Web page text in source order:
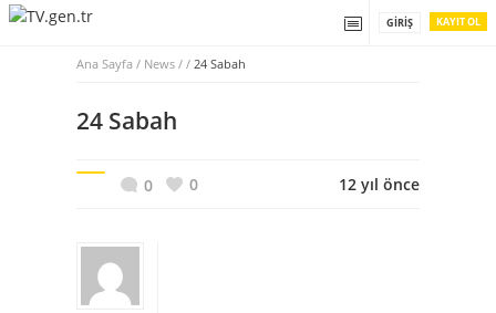
KAYIT OL
GIRIŞ
Ana Sayfa / News / / 24 Sabah
24 Sabah
0 0 12 yıl önce